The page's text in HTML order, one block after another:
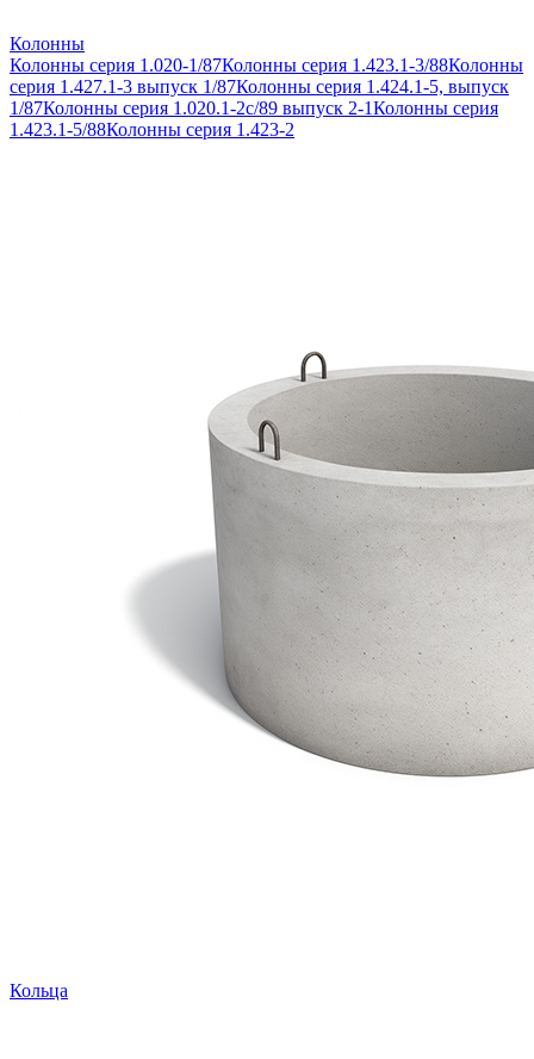
Колонны
Колонны серия 1.020-1/87Колонны серия 1.423.1-3/88Колонны
серия 1.427.1-3 выпуск 1/87Колонны серия 1.424.1-5, выпуск
1/87Колонны серия 1.020.1-2с/89 выпуск 2-1Колонны серия
1.423.1-5/88Колонны серия 1.423-2
Кольца